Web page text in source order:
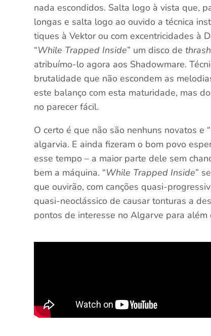
nada escondidos. Salta logo à vista que,
longas e salta logo ao ouvido a técnica
tiques à Vektor ou com excentricidades à
“While Trapped Inside” um disco de
atribuímo-lo agora aos Shadowmare.
brutalidade que não escondem as
este balanço com esta maturidade, mas
no parecer fácil.
O certo é que não são nenhuns novatos e “
algarvia. E ainda fizeram o bom povo
esse tempo – a maior parte dele sem
bem a máquina. “While Trapped Inside”
que ouvirão, com canções quasi-
quasi-neoclássico de causar tonturas a
pontos de interesse no Algarve para